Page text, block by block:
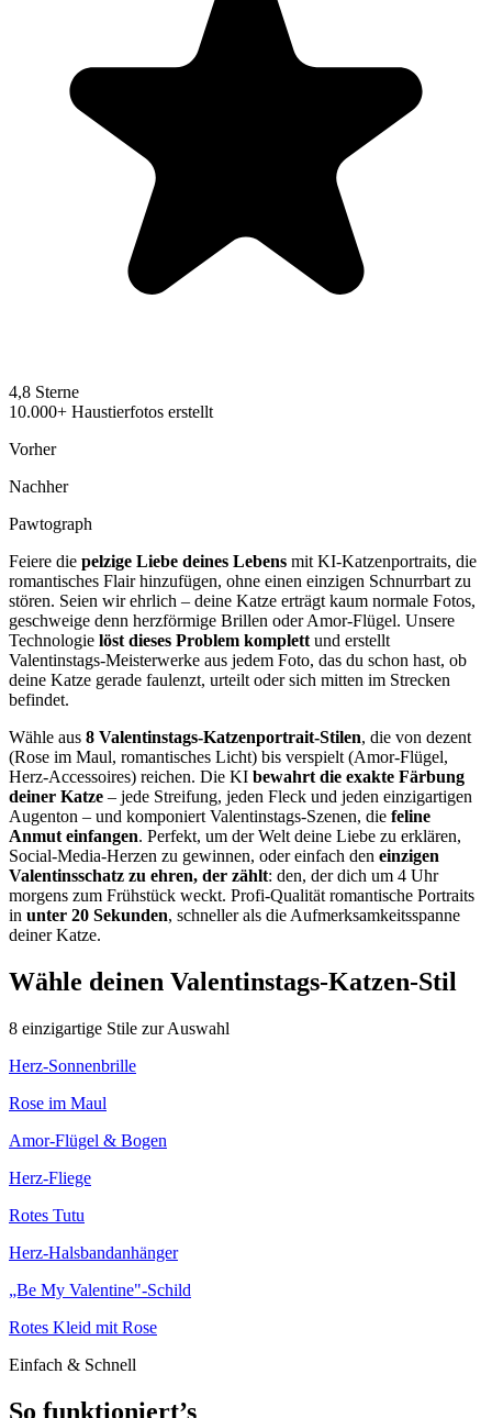
4,8 Sterne
10.000+ Haustierfotos erstellt
Vorher
Nachher
Pawtograph
Feiere die pelzige Liebe deines Lebens mit KI-Katzenportraits, die
romantisches Flair hinzufügen, ohne einen einzigen Schnurrbart zu
stören. Seien wir ehrlich – deine Katze erträgt kaum normale Fotos,
geschweige denn herzförmige Brillen oder Amor-Flügel. Unsere
Technologie löst dieses Problem komplett und erstellt
Valentinstags-Meisterwerke aus jedem Foto, das du schon hast, ob
deine Katze gerade faulenzt, urteilt oder sich mitten im Strecken
befindet.
Wähle aus 8 Valentinstags-Katzenportrait-Stilen, die von dezent
(Rose im Maul, romantisches Licht) bis verspielt (Amor-Flügel,
Herz-Accessoires) reichen. Die KI bewahrt die exakte Färbung
deiner Katze – jede Streifung, jeden Fleck und jeden einzigartigen
Augenton – und komponiert Valentinstags-Szenen, die feline
Anmut einfangen. Perfekt, um der Welt deine Liebe zu erklären,
Social-Media-Herzen zu gewinnen, oder einfach den einzigen
Valentinsschatz zu ehren, der zählt: den, der dich um 4 Uhr
morgens zum Frühstück weckt. Profi-Qualität romantische Portraits
in unter 20 Sekunden, schneller als die Aufmerksamkeitsspanne
deiner Katze.
Wähle deinen Valentinstags-Katzen-Stil
8 einzigartige Stile zur Auswahl
Herz-Sonnenbrille
Rose im Maul
Amor-Flügel & Bogen
Herz-Fliege
Rotes Tutu
Herz-Halsbandanhänger
„Be My Valentine"-Schild
Rotes Kleid mit Rose
Einfach & Schnell
So funktioniert’s